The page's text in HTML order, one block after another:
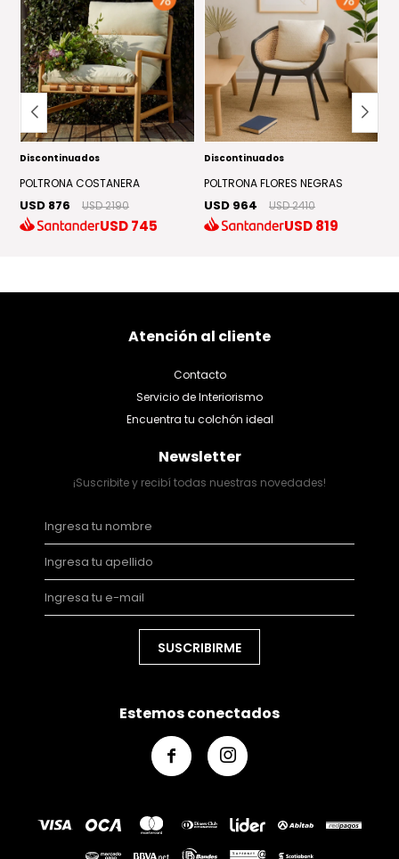
Discontinuados
POLTRONA COSTANERA
USD 876 USD 2190
USD745
Discontinuados
POLTRONA FLORES NEGRAS
USD 964 USD 2410
USD819
Atención al cliente
Contacto
Servicio de Interiorismo
Encuentra tu colchón ideal
Newsletter
¡Suscribite y recibí todas nuestras novedades!
SUSCRIBIRME
Estemos conectados
 